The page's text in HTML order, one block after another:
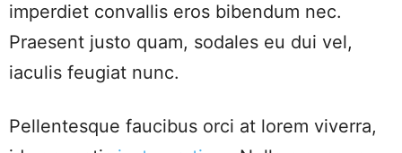
imperdiet convallis eros bibendum nec.
Praesent justo quam, sodales eu dui vel,
iaculis feugiat nunc.
Pellentesque faucibus orci at lorem viverra,